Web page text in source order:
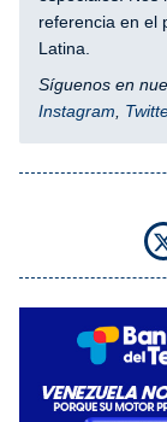
referencia en el
Latina.
Síguenos en
Instagram